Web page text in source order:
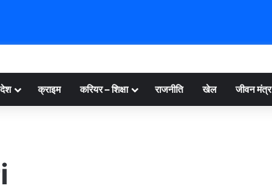
देश क्राइम करियर – शिक्षा राजनीति खेल जीवन मंत्र